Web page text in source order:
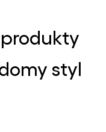
styl